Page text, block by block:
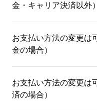
金・キャリア決済以外）
お支払い方法の変更は
金の場合）
お支払い方法の変更は
済の場合）